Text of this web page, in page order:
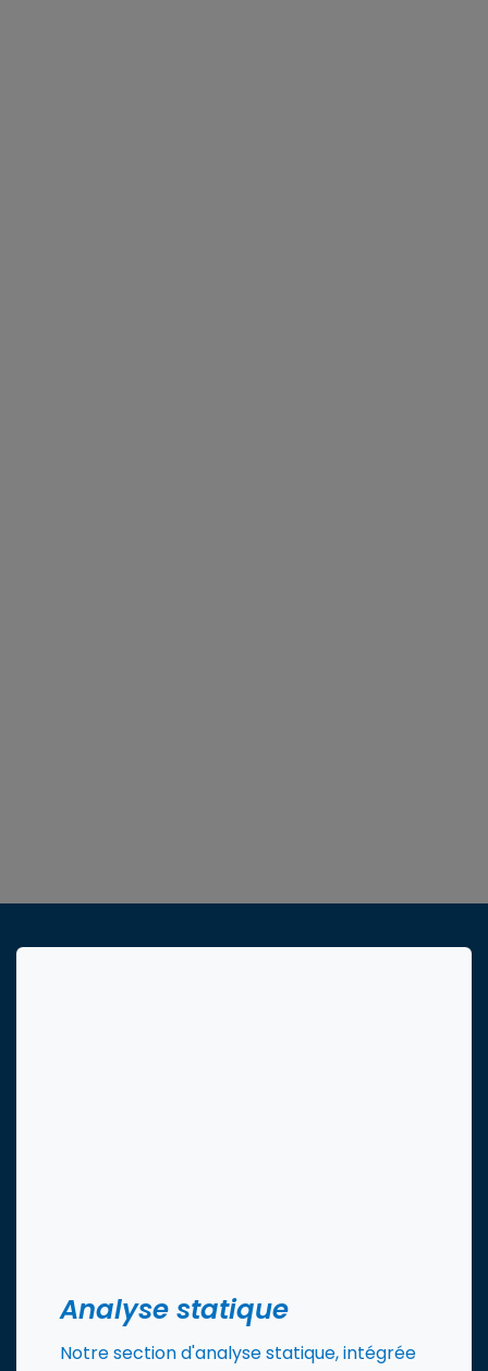
Analyse statique
Notre section d'analyse statique, intégrée